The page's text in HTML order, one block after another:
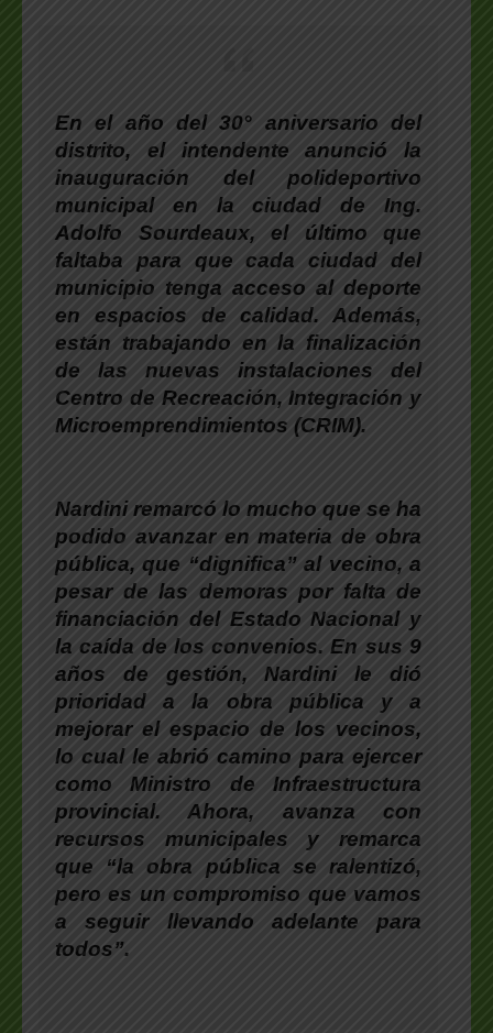
En el año del 30° aniversario del
distrito, el intendente anunció la
inauguración del polideportivo
municipal en la ciudad de Ing.
Adolfo Sourdeaux, el último que
faltaba para que cada ciudad del
municipio tenga acceso al deporte
en espacios de calidad. Además,
están trabajando en la finalización
de las nuevas instalaciones del
Centro de Recreación, Integración y
Microemprendimientos (CRIM).
Nardiniremarcó lo mucho que se ha
podido avanzar en materia de obra
pública, que “dignifica” al vecino, a
pesar de las demoras por falta de
financiación del Estado Nacional y
la caída de los convenios. En sus 9
años de gestión,Nardinile dió
prioridad a la obra pública y a
mejorar el espacio de los vecinos,
lo cual le abrió camino para ejercer
como Ministro de Infraestructura
provincial. Ahora, avanza con
recursos municipales y remarca
que “la obra pública se ralentizó,
pero es un compromiso que vamos
a seguir llevando adelante para
todos”.